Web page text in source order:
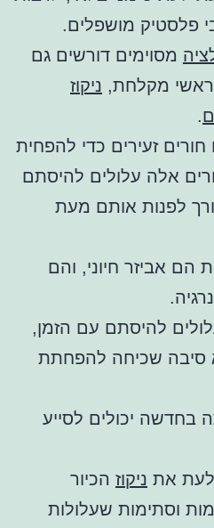
פלסטיק מושפלים.
מסוימים דורשים גם
ראשי מקלחת, ניקוז
.
זעירים כדי להפחית
אלה עלולים להיסתם
לפנות אותם מעת
הם אביזר חיוני, והם
להיסתם עם הזמן,
סיבה שכיחה להפחתת
בחדשה יכולים לסייע
לעת את ניקוז הכיור
וסתימות שעלולות